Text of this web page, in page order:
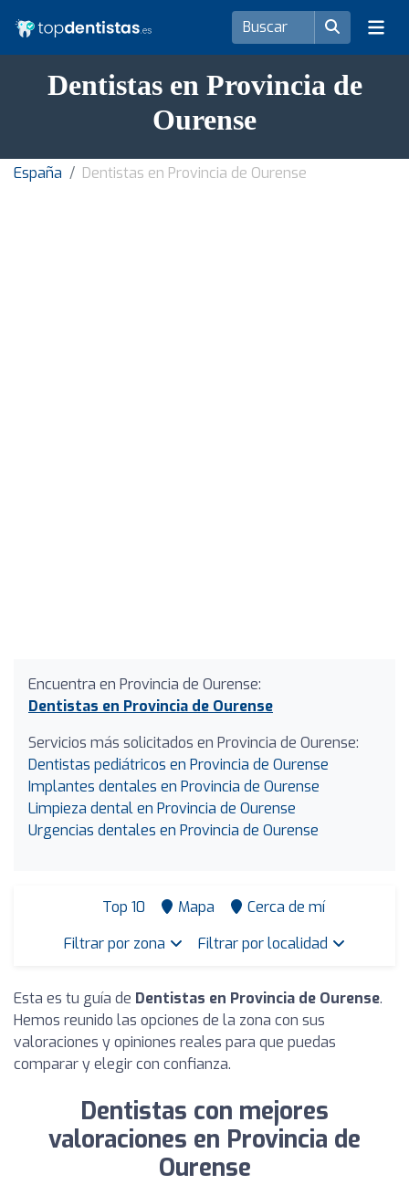
Dentistas en Provincia de
Ourense
España Dentistas en Provincia de Ourense
Encuentra en Provincia de Ourense:
Dentistas en Provincia de Ourense
Servicios más solicitados en Provincia de Ourense:
Dentistas pediátricos en Provincia de Ourense
Implantes dentales en Provincia de Ourense
Limpieza dental en Provincia de Ourense
Urgencias dentales en Provincia de Ourense
Top 10 Mapa
Cerca de mí
Filtrar por zona
Filtrar por localidad
Esta es tu guía de Dentistas en Provincia de Ourense.
Hemos reunido las opciones de la zona con sus
valoraciones y opiniones reales para que puedas
comparar y elegir con confianza.
Dentistas con mejores
valoraciones en Provincia de
Ourense